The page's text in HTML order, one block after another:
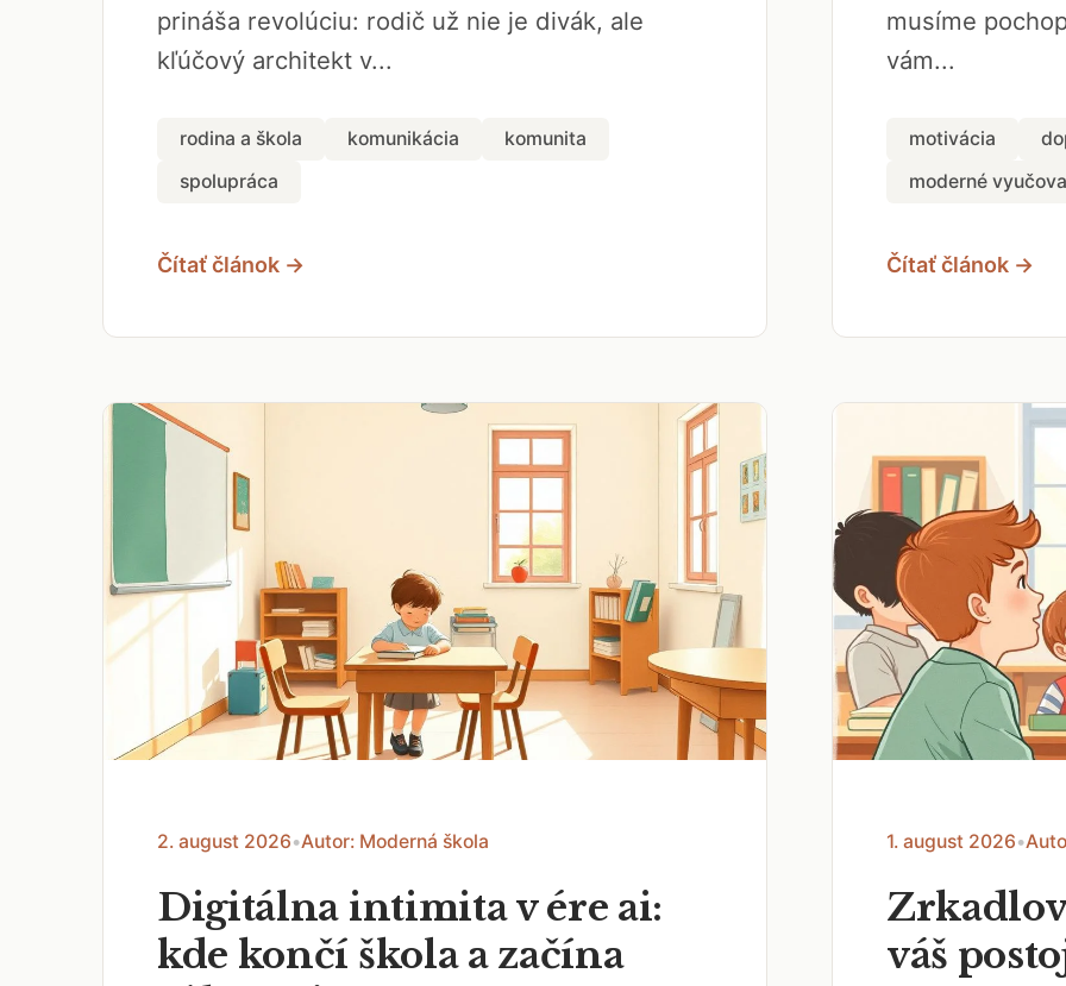
prináša revolúciu: rodič už nie je divák, ale
kľúčový architekt v...
rodina a škola komunikácia
komunita
spolupráca
Čítať článok →
musíme
vám...
motivácia
moderné
Čítať článok →
2. august 2026•Autor: Moderná škola
Digitálna intimita v ére ai:
kde končí škola a začína
1. august 2026•
váš